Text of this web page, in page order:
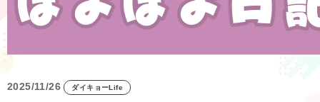
2025/11/26 ダイキョーLife